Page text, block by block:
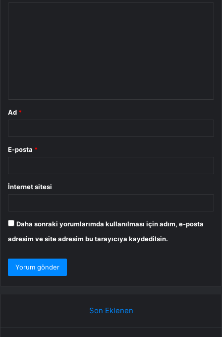
Ad *
E-posta *
İnternet sitesi
Daha sonraki yorumlarımda kullanılması için adım, e-posta
adresim ve site adresim bu tarayıcıya kaydedilsin.
Son Eklenen